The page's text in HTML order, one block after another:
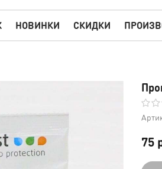
НОВИНКИ СКИДКИ
75